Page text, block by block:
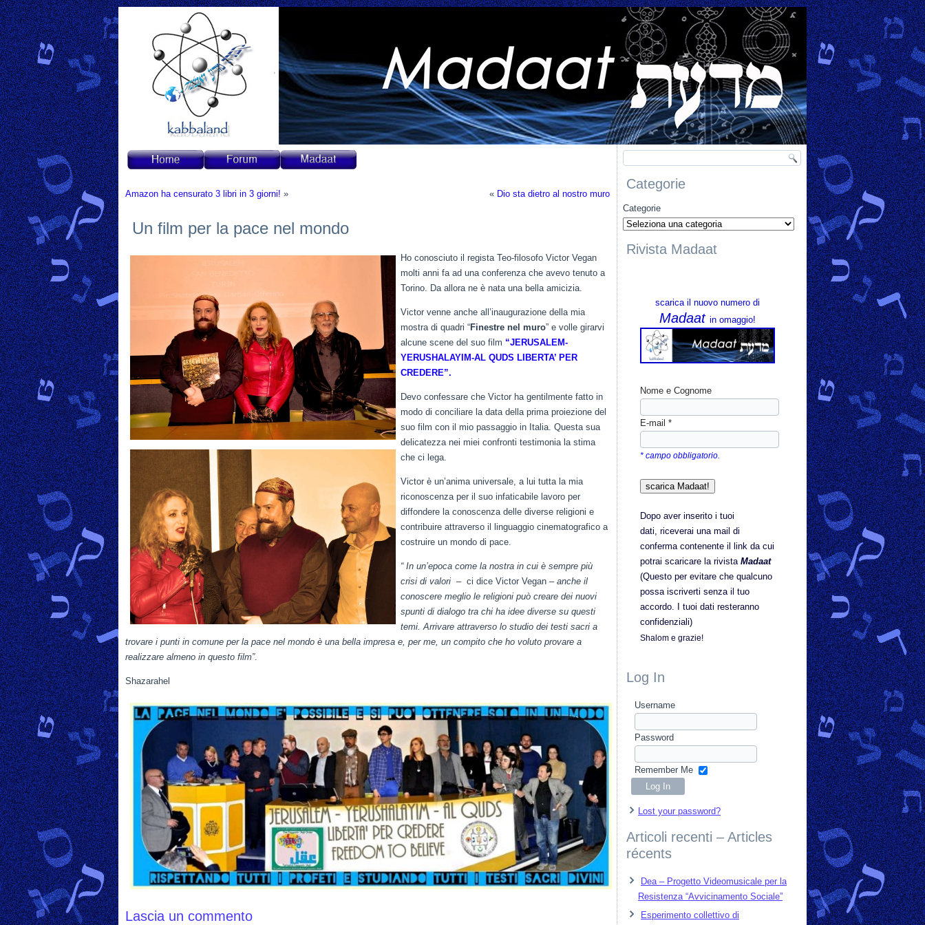
Amazon ha censurato 3 libri in 3 giorni! » « Dio sta dietro al nostro muro
Un film per la pace nel mondo
Ho conosciuto il regista Teo-filosofo Victor Vegan
molti anni fa ad una conferenza che avevo tenuto a
Torino. Da allora ne è nata una bella amicizia.
Victor venne anche all’inaugurazione della mia
mostra di quadri “Finestre nel muro” e volle girarvi
alcune scene del suo film “JERUSALEM-
YERUSHALAYIM-AL QUDS LIBERTA’ PER
CREDERE”.
Devo confessare che Victor ha gentilmente fatto in
modo di conciliare la data della prima proiezione del
suo film con il mio passaggio in Italia. Questa sua
delicatezza nei miei confronti testimonia la stima
che ci lega.
Victor è un’anima universale, a lui tutta la mia
riconoscenza per il suo infaticabile lavoro per
diffondere la conoscenza delle diverse religioni e
contribuire attraverso il linguaggio cinematografico a
costruire un mondo di pace.
“ In un’epoca come la nostra in cui è sempre più
crisi di valori – ci dice Victor Vegan – anche il
conoscere meglio le religioni può creare dei nuovi
spunti di dialogo tra chi ha idee diverse su questi
temi. Arrivare attraverso lo studio dei testi sacri a
trovare i punti in comune per la pace nel mondo è una bella impresa e, per me, un compito che ho voluto provare a
realizzare almeno in questo film”.
Shazarahel
Lascia un commento
Categorie
Categorie
Rivista Madaat
scarica il nuovo numero di
Madaat in omaggio!
Nome e Cognome
E-mail *
* campo obbligatorio.
Dopo aver inserito i tuoi
dati, riceverai una mail di
conferma contenente il link da cui
potrai scaricare la rivista Madaat
(Questo per evitare che qualcuno
possa iscriverti senza il tuo
accordo. I tuoi dati resteranno
confidenziali)
Shalom e grazie!
Log In
Username
Password
Remember Me
Lost your password?
Articoli recenti – Articles
récents
Dea – Progetto Videomusicale per la
Resistenza “Avvicinamento Sociale”
Esperimento collettivo di